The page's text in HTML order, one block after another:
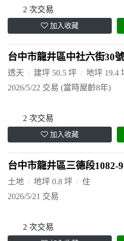
2 次交易
加入收藏
台中市龍井區中社六街30號
透天 建坪 50.5 坪 地坪 19.4
2026/5/22 交易 (當時屋齡8年)
2 次交易
加入收藏
台中市龍井區三德段1082-
土地 地坪 0.8 坪
住
2026/5/21 交易
2 次交易